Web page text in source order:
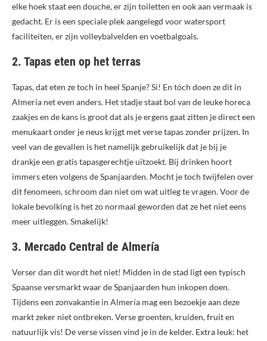
elke hoek staat een douche, er zijn toiletten en ook aan vermaak is
gedacht. Er is een speciale plek aangelegd voor watersport
faciliteiten, er zijn volleybalvelden en voetbalgoals.
2. Tapas eten op het terras
Tapas, dat eten ze toch in heel Spanje? Si! En tóch doen ze dit in
Almería net even anders. Het stadje staat bol van de leuke horeca
zaakjes en de kans is groot dat als je ergens gaat zitten je direct een
menukaart onder je neus krijgt met verse tapas zonder prijzen. In
veel van de gevallen is het namelijk gebruikelijk dat je bij je
drankje een gratis tapasgerechtje uitzoekt. Bij drinken hoort
immers eten volgens de Spanjaarden. Mocht je toch twijfelen over
dit fenomeen, schroom dan niet om wat uitleg te vragen. Voor de
lokale bevolking is het zo normaal geworden dat ze het niet eens
meer uitleggen. Smakelijk!
3. Mercado Central de Almería
Verser dan dit wordt het niet! Midden in de stad ligt een typisch
Spaanse versmarkt waar de Spanjaarden hun inkopen doen.
Tijdens een zonvakantie in Almería mag een bezoekje aan deze
markt zeker niet ontbreken. Verse groenten, kruiden, fruit en
natuurlijk vis! De verse vissen vind je in de kelder. Extra leuk: het